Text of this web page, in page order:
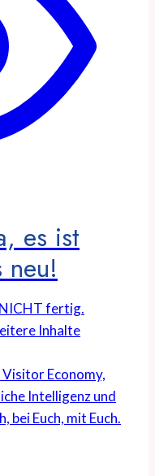
es ist
neu!
fertig.
Inhalte
Economy,
Intelligenz und
bei Euch, mit Euch.